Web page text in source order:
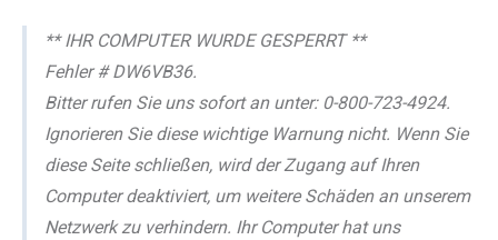
** IHR COMPUTER WURDE GESPERRT **
Fehler # DW6VB36.
Bitter rufen Sie uns sofort an unter: 0-800-723-4924.
Ignorieren Sie diese wichtige Warnung nicht. Wenn Sie
diese Seite schließen, wird der Zugang auf Ihren
Computer deaktiviert, um weitere Schäden an unserem
Netzwerk zu verhindern. Ihr Computer hat uns